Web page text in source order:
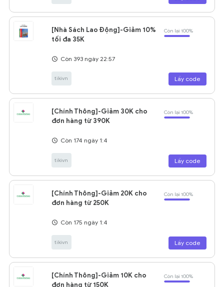
[Nhà Sách Lao Động]-Giảm 10%
tối đa 35K
Còn lại 100%
Còn 393 ngày 22:57
tikivn Lấy code
[Chính Thông]-Giảm 30K cho
đơn hàng từ 390K
Còn lại 100%
Còn 174 ngày 1:4
tikivn Lấy code
[Chính Thông]-Giảm 20K cho
đơn hàng từ 250K
Còn lại 100%
Còn 175 ngày 1:4
tikivn Lấy code
[Chính Thông]-Giảm 10K cho
đơn hàng từ 150K
Còn lại 100%